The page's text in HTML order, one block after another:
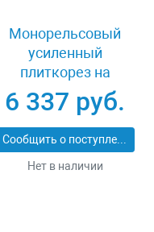
Монорельсовый
усиленный
плиткорез на
подшипниках 500 мм
Зубр ПРОФИ 33193-
50_z01
6 337 руб.
Сообщить о поступлении
Нет в наличии